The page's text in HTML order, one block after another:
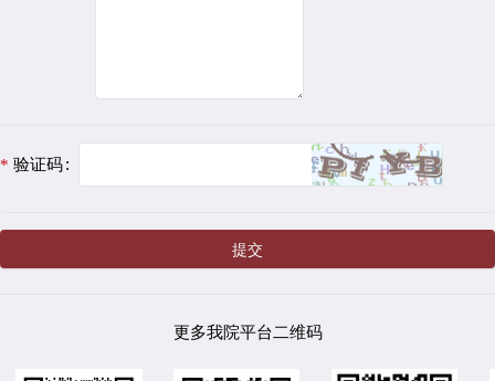
验证码
提交
更多我院平台二维码